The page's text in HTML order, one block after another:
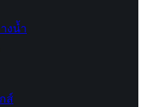
งน้ำ
ส์